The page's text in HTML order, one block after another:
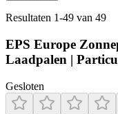
Resultaten 1-49 van 49
EPS Europe
Laadpalen |
Gesloten